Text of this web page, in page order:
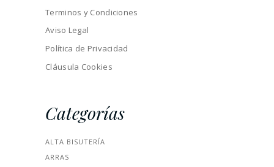
Terminos y Condiciones
Aviso Legal
Política de Privacidad
Cláusula Cookies
Categorías
ALTA BISUTERÍA
ARRAS